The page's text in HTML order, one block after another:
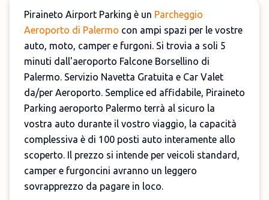
Piraineto Airport Parking è un Parcheggio
Aeroporto di Palermo con ampi spazi per le vostre
auto, moto, camper e furgoni. Si trovia a soli 5
minuti dall'aeroporto Falcone Borsellino di
Palermo. Servizio Navetta Gratuita e Car Valet
da/per Aeroporto. Semplice ed affidabile, Piraineto
Parking aeroporto Palermo terrà al sicuro la
vostra auto durante il vostro viaggio, la capacità
complessiva è di 100 posti auto interamente allo
scoperto. Il prezzo si intende per veicoli standard,
camper e furgoncini avranno un leggero
sovrapprezzo da pagare in loco.